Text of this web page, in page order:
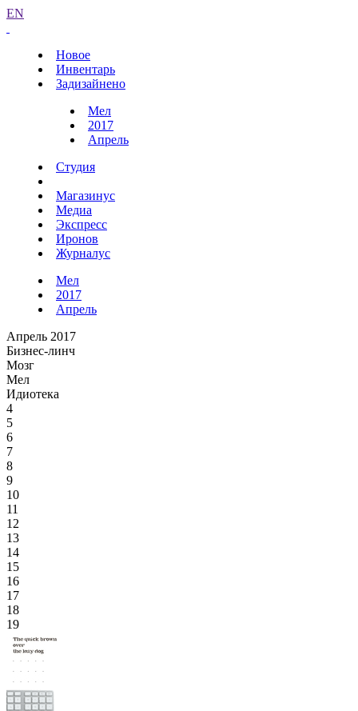
EN
Новое
Инвентарь
Задизайнено
Мел
2017
Апрель
Студия
Магазинус
Медиа
Экспресс
Иронов
Журналус
Мел
2017
Апрель
Апрель 2017
Бизнес-линч
Мозг
Мел
Идиотека
4
5
6
7
8
9
10
11
12
13
14
15
16
17
18
19